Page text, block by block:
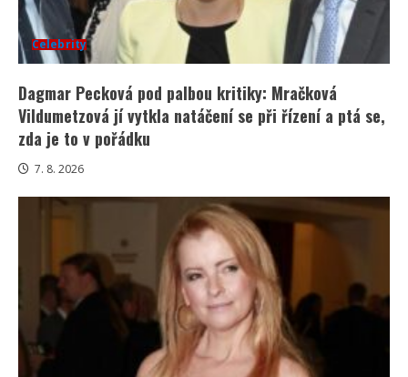
Celebrity
Dagmar Pecková pod palbou kritiky: Mračková
Vildumetzová jí vytkla natáčení se při řízení a ptá se,
zda je to v pořádku
7. 8. 2026